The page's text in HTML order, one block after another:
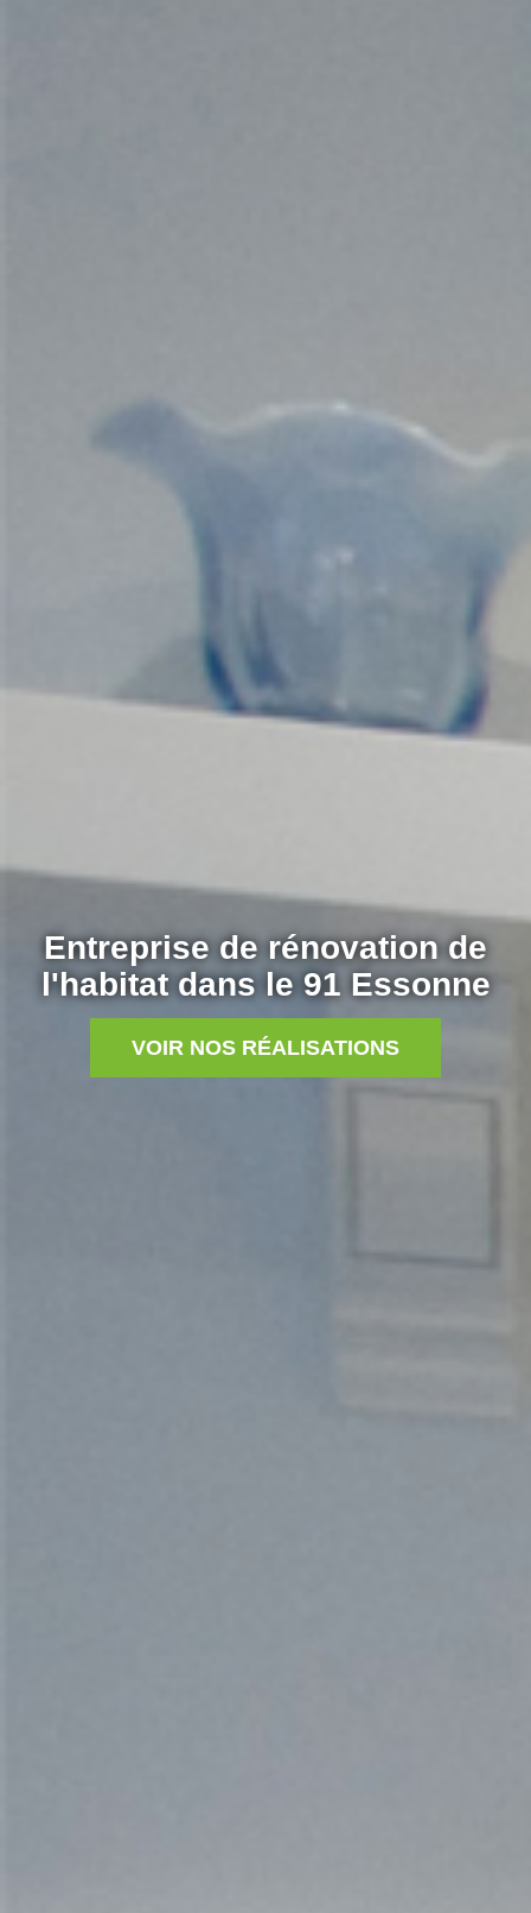
Entreprise de rénovation de
l'habitat dans le 91 Essonne
VOIR NOS RÉALISATIONS